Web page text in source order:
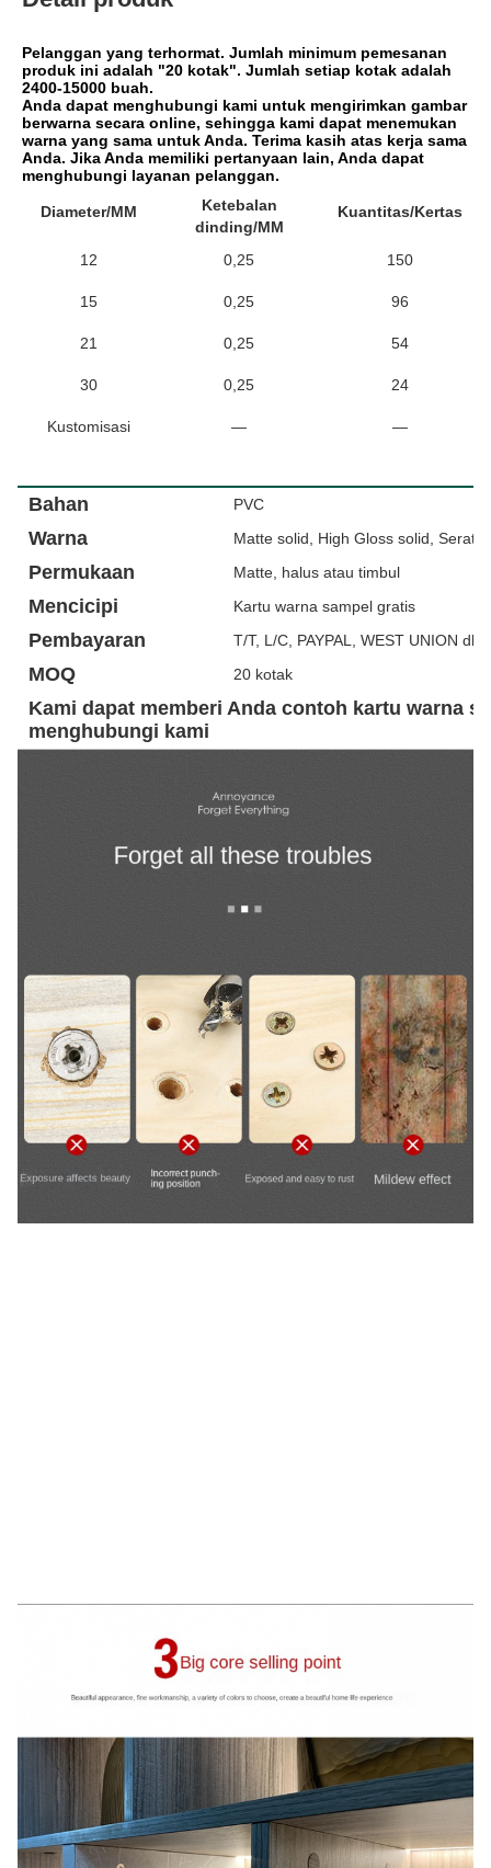
Pelanggan yang terhormat. Jumlah minimum pemesanan
produk ini adalah "20 kotak". Jumlah setiap kotak adalah
2400-15000 buah.
Anda dapat menghubungi kami untuk mengirimkan gambar
berwarna secara online, sehingga kami dapat menemukan
warna yang sama untuk Anda. Terima kasih atas kerja sama
Anda. Jika Anda memiliki pertanyaan lain, Anda dapat
menghubungi layanan pelanggan.
Diameter/MM
Ketebalan
dinding/MM
Kuantitas/Kertas
12 0,25 150
15 0,25 96
21 0,25 54
30 0,25 24
Kustomisasi — —
Bahan PVC
Warna Matte solid, High Gloss solid, Serat
Permukaan Matte, halus atau timbul
Mencicipi Kartu warna sampel gratis
Pembayaran T/T, L/C, PAYPAL, WEST UNION dll.
MOQ 20 kotak
Kami dapat memberi Anda contoh kartu warna
menghubungi kami